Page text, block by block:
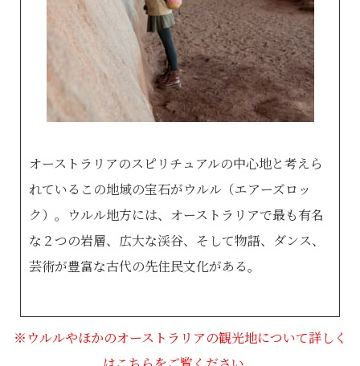
オーストラリアのスピリチュアルの中心地と考えら
れているこの地域の宝石がウルル（エアーズロッ
ク）。ウルル地方には、オーストラリアで最も有名
な２つの岩層、広大な渓谷、そして物語、ダンス、
芸術が豊富な古代の先住民文化がある。
※ウルルやほかのオーストラリアの観光地について詳しく